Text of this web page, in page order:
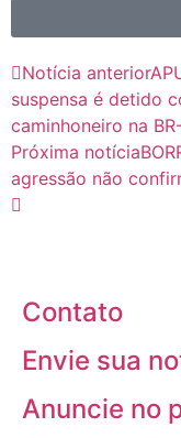
Notícia anterior
suspensa é detido
caminhoneiro na
Próxima notícia
agressão não
Contato
Envie sua
Anuncie no